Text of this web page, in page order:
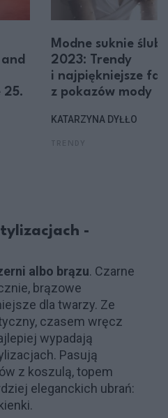
25.
Modne suknie
2023: Trendy
i najpiękniejsze
z pokazów mody
KATARZYNA DYŁŁO
-
albo brązu. Czarne
brązowe
dla twarzy. Ze
czasem wręcz
wypadają
Pasują
z koszulą, topem
eleganckich ubrań: